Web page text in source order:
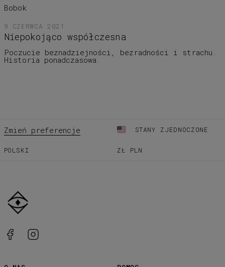
Bobok
9 CZERWCA 2021
Niepokojąco współczesna
Poczucie beznadziejności, bezradności i strachu.
Historia ponadczasowa.
Zmień preferencje STANY ZJEDNOCZONE
POLSKI ZŁ PLN